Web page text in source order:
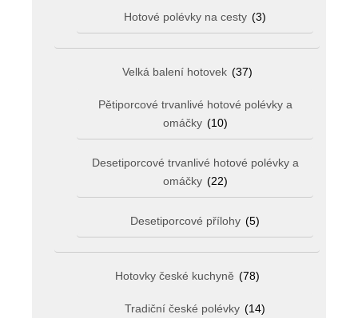
Hotové polévky na cesty (3)
Velká balení hotovek (37)
Pětiporcové trvanlivé hotové polévky a
omáčky (10)
Desetiporcové trvanlivé hotové polévky a
omáčky (22)
Desetiporcové přílohy (5)
Hotovky české kuchyně (78)
Tradiční české polévky (14)